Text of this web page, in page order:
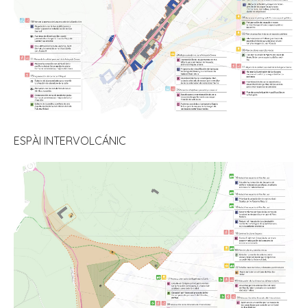
ESPÀI INTERVOLCÁNIC